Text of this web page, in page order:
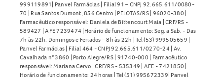
999119891| Panvel Farmácias | Filial 91 – CNPJ 92.665.611/0080-
70 | Rua Santos Dumont, 856 Centro | PELOTAS/RS | 96020-380 |
Farmacêutico responsável: Daniela de Bittencourt Maia | CRF/RS -
589427 | AFE 7239474 |Horário de funcionamento: Seg. a Sab. - Das
7h às 22h. Domingos e Feriados – 8h às 22h | Tel (53) 999505659 |
Panvel Farmácias | Filial 464 - CNPJ 92.665.611/0270-24 | Av.
Cavalhada n° 3860 | Porto Alegre/RS | 91740-000 | Farmacêutico
responsável: Mariana Cervo | CRF/RS - 535349 | AFE - 7421850 |
Horário de funcionamento: 24 horas | Tel (51) 995672339| Panvel